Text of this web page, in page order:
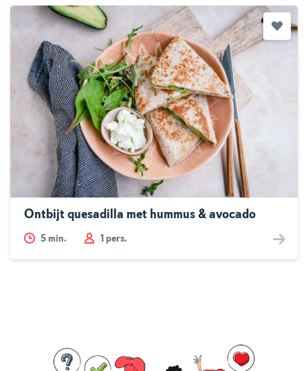
Ontbijt quesadilla met hummus & avocado
5 min. 1 pers.